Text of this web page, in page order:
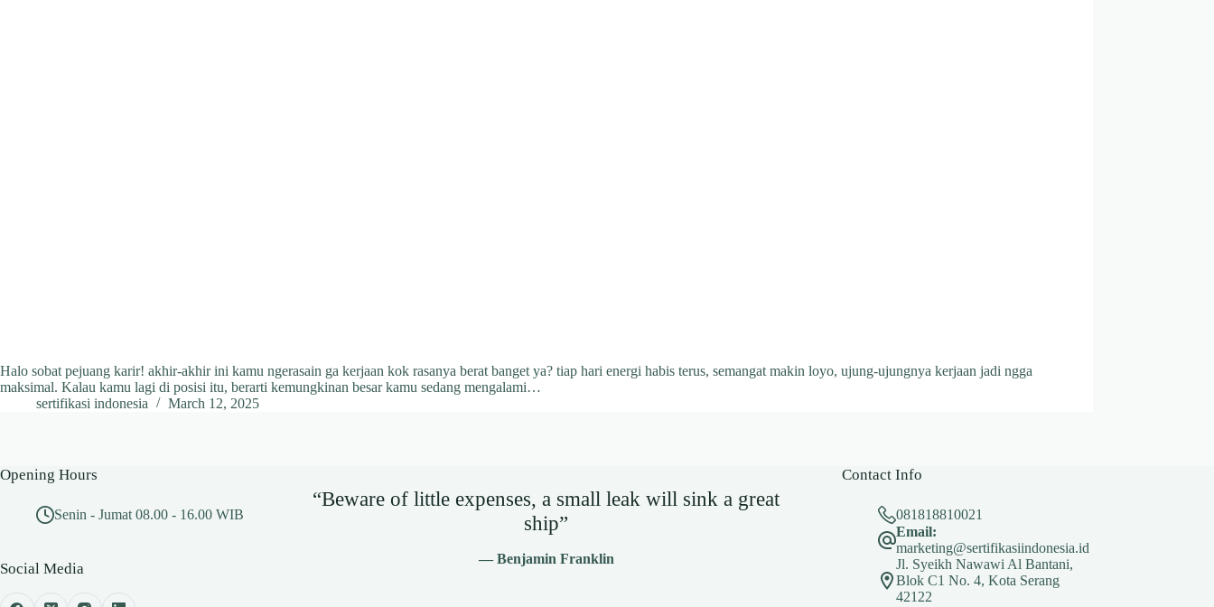
Halo sobat pejuang karir! akhir-akhir ini kamu ngerasain ga kerjaan kok rasanya berat banget ya? tiap hari energi habis terus, semangat makin loyo, ujung-ujungnya kerjaan jadi ngga
maksimal. Kalau kamu lagi di posisi itu, berarti kemungkinan besar kamu sedang mengalami…
sertifikasi indonesia
March 12, 2025
Opening Hours
Senin - Jumat 08.00 - 16.00 WIB
Social Media
“Beware of little expenses, a small leak will sink a great
ship”
— Benjamin Franklin
Contact Info
081818810021
Email:
marketing@sertifikasiindonesia.id
Jl. Syeikh Nawawi Al Bantani,
Blok C1 No. 4, Kota Serang
42122